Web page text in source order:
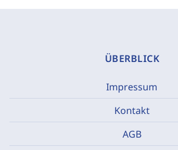
ÜBERBLICK
Impressum
Kontakt
AGB